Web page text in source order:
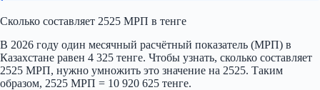
Сколько составляет 2525 МРП в тенге
В 2026 году один месячный расчётный показатель (МРП) в
Казахстане равен 4 325 тенге. Чтобы узнать, сколько составляет
2525 МРП, нужно умножить это значение на 2525. Таким
образом, 2525 МРП = 10 920 625 тенге.